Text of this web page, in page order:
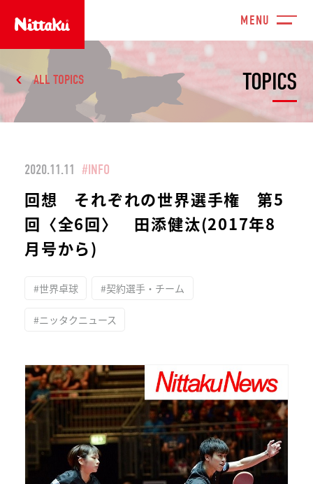
TOPICS
ALL TOPICS
2020.11.11 #INFO
回想 それぞれの世界選手権 第5
回〈全6回〉 田添健汰(2017年8
月号から)
#世界卓球 #契約選手・チーム
#ニッタクニュース